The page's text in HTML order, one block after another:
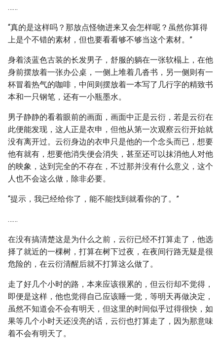
……
“真的是这样吗？那放点怪物进来又会怎样呢？虽然你算得
上是个不错的素材，但也要看看够不够当这个素材。”
身着淡蓝色古装的长发男子，舒服的躺在一张软榻上，在他
身前摆放着一张办公桌，一侧上堆着几沓书，另一侧则有一
杯冒着热气的咖啡，中间则摆放着一本写了几行字的精致书
本和一只钢笔，还有一小瓶墨水。
男子静静的看着眼前的画面，画面中正是云衍，若是云衍在
此便能发现，这人正是衣申，但他从第一次观察云衍开始就
没有离开过。云衍身边的衣申只是他的一个念头而已，想要
他有就有，想要他消失便会消失，甚至还可以抹消他人对他
的映象，达到完全的不存在，不过那并没有什么意义，这个
人也不会这么做，除非必要。
“提示，我已经给你了，能不能找到就看你的了。”
……
在没有搞清楚这是为什么之前，云衍已经不打算走了，他选
择了就近的一棵树，打算在树下过夜，在夜间行路无疑是很
危险的，在云衍清醒后就不打算这么做了。
走了好几个小时的路，本来应该很累的，但云衍却不觉得，
即便是这样，他也觉得自己应该睡一觉，等明天再做决定，
虽然不知道会不会有明天，但这里的时间似乎过得很快，如
果等几个小时天还没亮的话，云衍也打算走了，因为那意味
着不会有明天了。